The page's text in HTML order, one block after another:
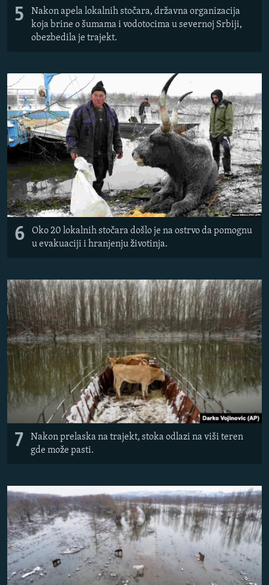
5
Nakon apela lokalnih stočara, državna organizacija
koja brine o šumama i vodotocima u severnoj Srbiji,
obezbedila je trajekt.
6
Oko 20 lokalnih stočara došlo je na ostrvo da pomognu
u evakuaciji i hranjenju životinja.
7
Nakon prelaska na trajekt, stoka odlazi na viši teren
gde može pasti.